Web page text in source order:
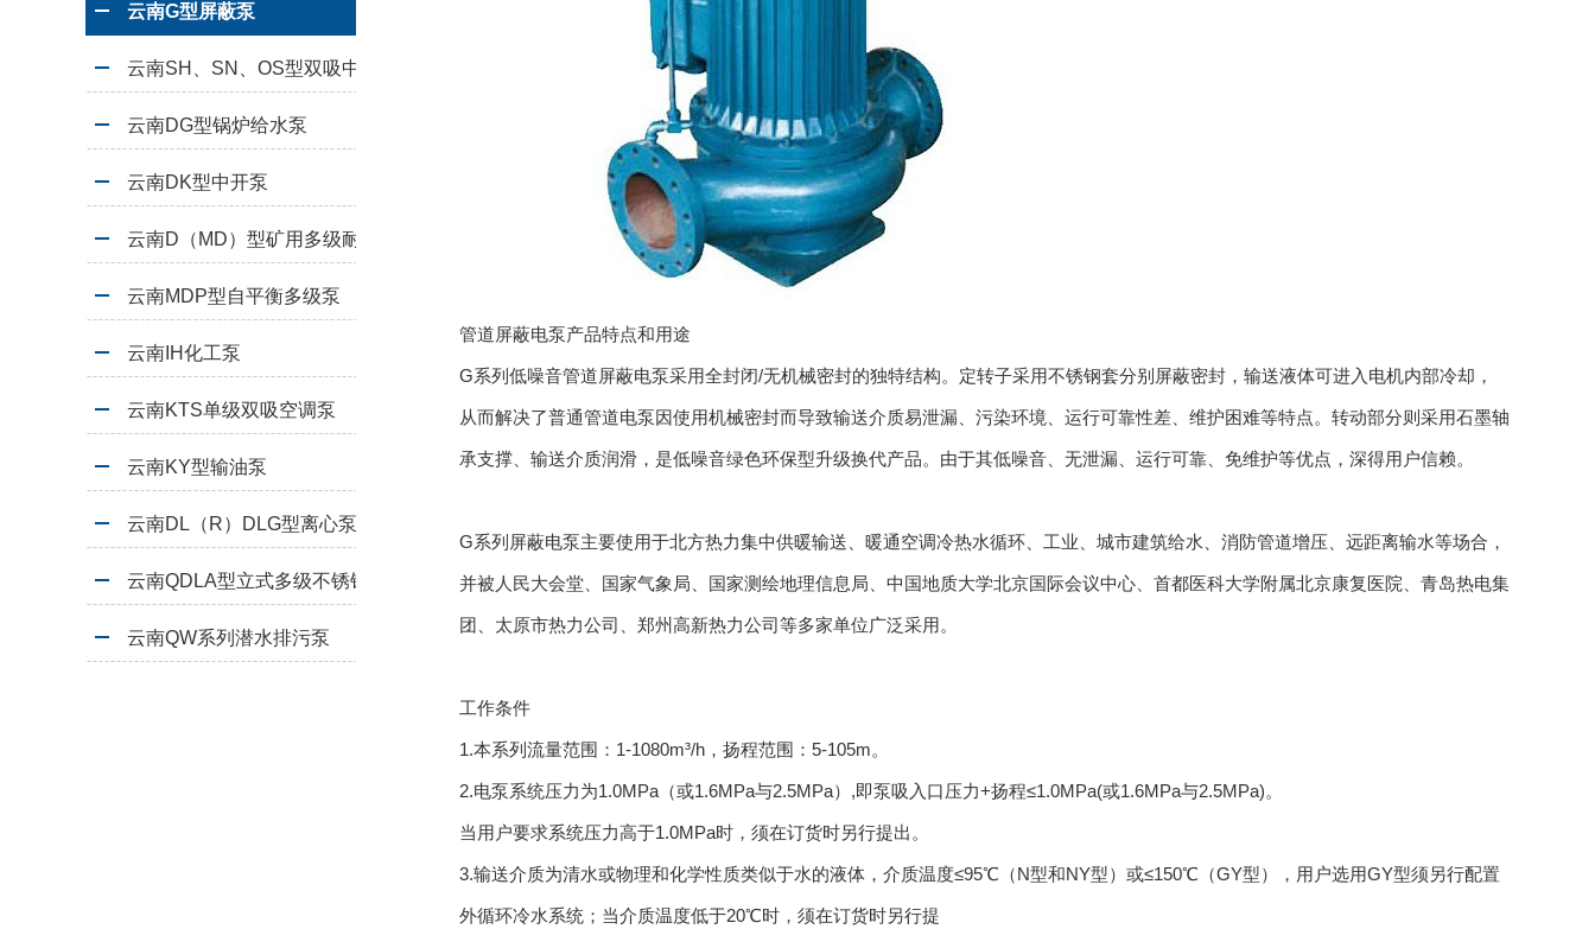
云南G型屏蔽泵
云南SH、SN、OS型双吸中开泵
云南DG型锅炉给水泵
云南DK型中开泵
云南D（MD）型矿用多级耐磨离心泵
云南MDP型自平衡多级泵
云南IH化工泵
云南KTS单级双吸空调泵
云南KY型输油泵
云南DL（R）DLG型离心泵
云南QDLA型立式多级不锈钢泵
云南QW系列潜水排污泵
管道屏蔽电泵产品特点和用途
G系列低噪音管道屏蔽电泵采用全封闭/无机械密封的独特结构。定转子采用不锈钢套分别屏蔽密封，输送液体可进入电机内部冷却，
从而解决了普通管道电泵因使用机械密封而导致输送介质易泄漏、污染环境、运行可靠性差、维护困难等特点。转动部分则采用石墨轴
承支撑、输送介质润滑，是低噪音绿色环保型升级换代产品。由于其低噪音、无泄漏、运行可靠、免维护等优点，深得用户信赖。
G系列屏蔽电泵主要使用于北方热力集中供暖输送、暖通空调冷热水循环、工业、城市建筑给水、消防管道增压、远距离输水等场合，
并被人民大会堂、国家气象局、国家测绘地理信息局、中国地质大学北京国际会议中心、首都医科大学附属北京康复医院、青岛热电集
团、太原市热力公司、郑州高新热力公司等多家单位广泛采用。
工作条件
1.本系列流量范围：1-1080m³/h，扬程范围：5-105m。
2.电泵系统压力为1.0MPa（或1.6MPa与2.5MPa）,即泵吸入口压力+扬程≤1.0MPa(或1.6MPa与2.5MPa)。
当用户要求系统压力高于1.0MPa时，须在订货时另行提出。
3.输送介质为清水或物理和化学性质类似于水的液体，介质温度≤95℃（N型和NY型）或≤150℃（GY型），用户选用GY型须另行配置
外循环冷水系统；当介质温度低于20℃时，须在订货时另行提